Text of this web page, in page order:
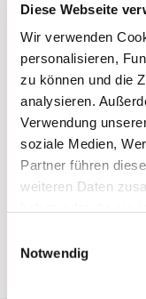
Diese Webseite
Wir verwenden
personalisieren,
zu können und die
analysieren.
Verwendung
soziale Medien,
Partner führen
weiteren Daten
Notwendig